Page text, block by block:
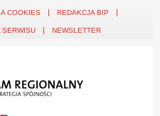
COOKIES REDAKCJA BIP
SERWISU NEWSLETTER